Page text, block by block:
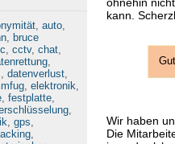
, auto,
, bruce
, cctv, chat,
,
, datenverlust,
, elektronik,
, festplatte,
,
, gps,
,
kann.
Wir haben
Die